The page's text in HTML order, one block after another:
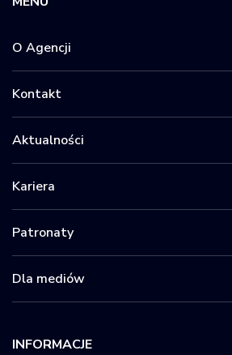
O Agencji
Kontakt
Aktualności
Kariera
Patronaty
Dla mediów
INFORMACJE